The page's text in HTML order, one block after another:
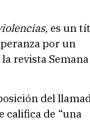
es un
por un
revista
del
califica de “una